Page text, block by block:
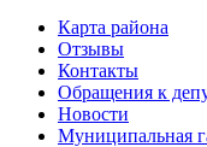
Карта района
Отзывы
Контакты
Обращения к
Новости
Муниципальная